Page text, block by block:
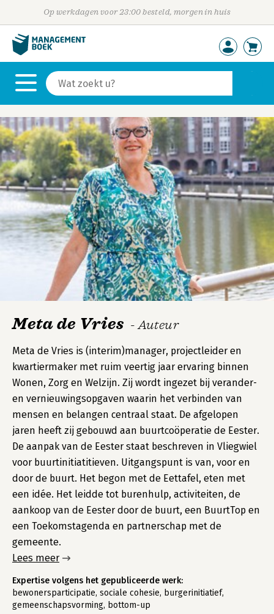
Op werkdagen voor 23:00 besteld, morgen in huis
Meta de Vries - Auteur
Meta de Vries is (interim)manager, projectleider en
kwartiermaker met ruim veertig jaar ervaring binnen
Wonen, Zorg en Welzijn. Zij wordt ingezet bij verander-
en vernieuwingsopgaven waarin het verbinden van
mensen en belangen centraal staat. De afgelopen
jaren heeft zij gebouwd aan buurtcoöperatie de Eester.
De aanpak van de Eester staat beschreven in Vliegwiel
voor buurtinitiatitieven. Uitgangspunt is van, voor en
door de buurt. Het begon met de Eettafel, eten met
een idée. Het leidde tot burenhulp, activiteiten, de
aankoop van de Eester door de buurt, een BuurtTop en
een Toekomstagenda en partnerschap met de
gemeente.
Lees meer
Expertise volgens het gepubliceerde werk:
bewonersparticipatie, sociale cohesie, burgerinitiatief,
gemeenschapsvorming, bottom-up